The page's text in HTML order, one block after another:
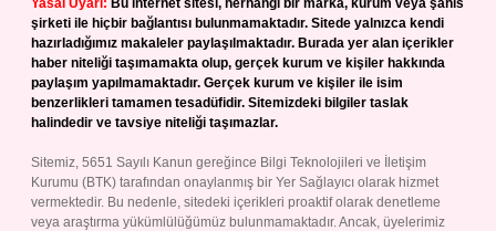
Yasal Uyarı: Bu internet sitesi, herhangi bir marka, kurum veya şahıs
şirketi ile hiçbir bağlantısı bulunmamaktadır. Sitede yalnızca kendi
hazırladığımız makaleler paylaşılmaktadır. Burada yer alan içerikler
haber niteliği taşımamakta olup, gerçek kurum ve kişiler hakkında
paylaşım yapılmamaktadır. Gerçek kurum ve kişiler ile isim
benzerlikleri tamamen tesadüfidir. Sitemizdeki bilgiler taslak
halindedir ve tavsiye niteliği taşımazlar.
Sitemiz, 5651 Sayılı Kanun gereğince Bilgi Teknolojileri ve İletişim
Kurumu (BTK) tarafından onaylanmış bir Yer Sağlayıcı olarak hizmet
vermektedir. Bu nedenle, sitedeki içerikleri proaktif olarak denetleme
veya araştırma yükümlülüğümüz bulunmamaktadır. Ancak, üyelerimiz